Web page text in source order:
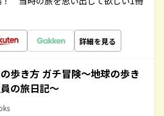
詳細を見る
歩き方 ガチ冒険～地球の歩き
の旅日記～